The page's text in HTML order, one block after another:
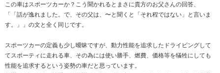
この車はスポーツカーか？こう聞かれるとまさに貴方のお父さんの回答、
「「話が逸れました。で、その父は、〜と聞くと「それ程ではない」と言いま
す。」」の文と全く同じです。
スポーツカーの定義も少し曖昧ですが、動力性能を追求したドライビングして
てスポーティに走れる車、その為には使い勝手、燃費、価格等を犠牲にしても
性能を追求するという姿勢の車だと思っています。